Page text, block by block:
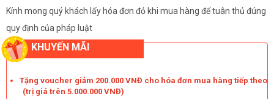
Tác dụng của bình tạo bọt DENKO-003
Kính mong quý khách lấy hóa đơn đỏ khi mua hàng để tuân thủ đúng
quy định của pháp luật
KHUYẾN MÃI
Tặng voucher giảm 200.000 VNĐ cho hóa đơn mua hàng tiếp theo
(trị giá trên 5.000.000 VNĐ)